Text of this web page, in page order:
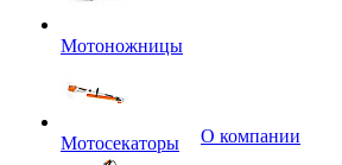
Мотоножницы
Мотосекаторы
O компании